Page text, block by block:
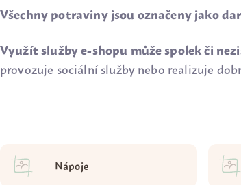
Všechny potraviny jsou označeny jako
Využít služby e-shopu může spolek či
provozuje sociální služby nebo realizuje
Nápoje